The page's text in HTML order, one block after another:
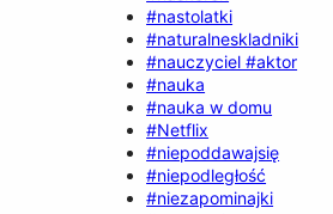
#nastolatki
#naturalneskladniki
#nauczyciel #aktor
#nauka
#nauka w domu
#Netflix
#niepoddawajsię
#niepodległość
#niezapominajki